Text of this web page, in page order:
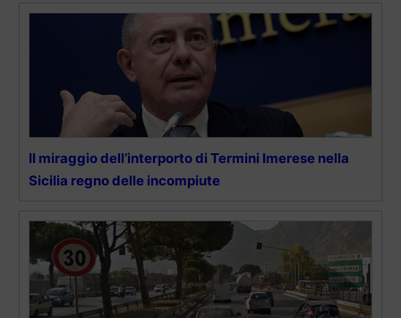
Il miraggio dell’interporto di Termini Imerese nella
Sicilia regno delle incompiute